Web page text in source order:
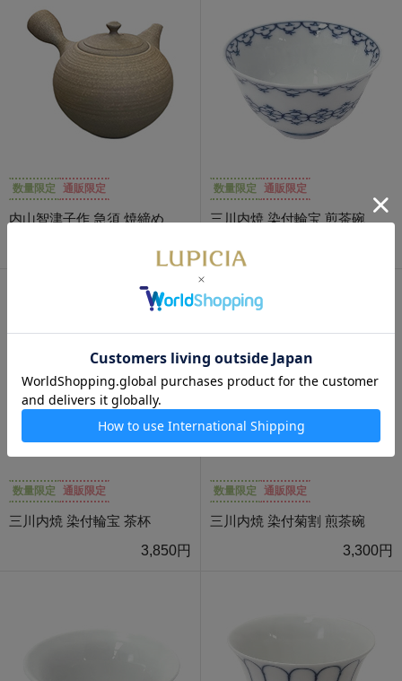
数量限定 通販限定
内山智津子作 急須 焼締め
13,200円
数量限定 通販限定
三川内焼 染付輪宝 煎茶碗
数量限定 通販限定
三川内焼 染付輪宝 茶杯
3,850円
数量限定 通販限定
三川内焼 染付菊割 煎茶碗
3,300円